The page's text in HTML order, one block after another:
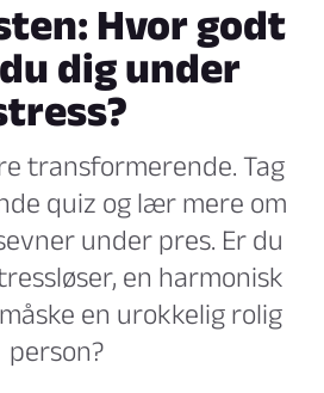
Hvor godt
dig under
transformerende. Tag
quiz og lær mere om
under pres. Er du
en harmonisk
en urokkelig rolig
person?